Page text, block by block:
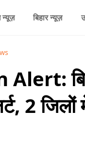
न्यूज़ बिहार न्यूज़
2 जिलों